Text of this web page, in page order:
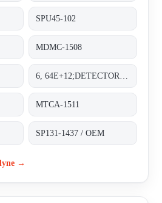
SPU45-102
MDMC-1508
MTCA-1511
SP131-1437 / OEM
→